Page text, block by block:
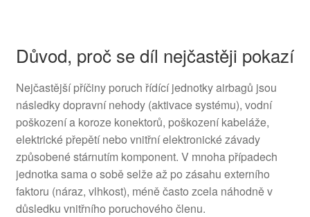
Důvod, proč se díl nejčastěji pokazí
Nejčastější příčiny poruch řídící jednotky airbagů jsou
následky dopravní nehody (aktivace systému), vodní
poškození a koroze konektorů, poškození kabeláže,
elektrické přepětí nebo vnitřní elektronické závady
způsobené stárnutím komponent. V mnoha případech
jednotka sama o sobě selže až po zásahu externího
faktoru (náraz, vlhkost), méně často zcela náhodně v
důsledku vnitřního poruchového členu.